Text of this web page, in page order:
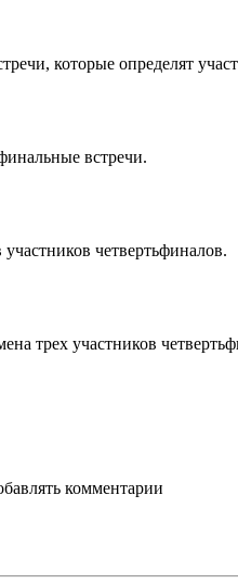
которые определят
встречи.
четвертьфиналов.
трех участников
комментарии